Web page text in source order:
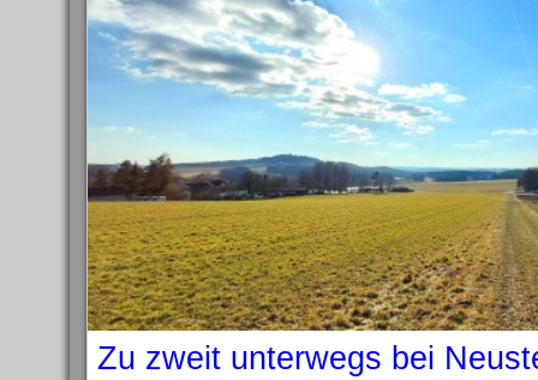
Zu zweit unterwegs bei